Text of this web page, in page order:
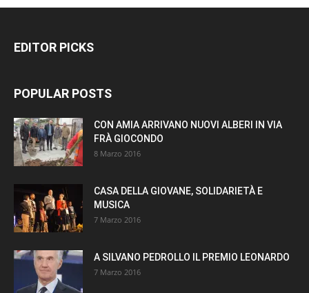
EDITOR PICKS
POPULAR POSTS
CON AMIA ARRIVANO NUOVI ALBERI IN VIA
FRÀ GIOCONDO
8 Marzo 2016
CASA DELLA GIOVANE, SOLIDARIETÀ E
MUSICA
7 Marzo 2016
A SILVANO PEDROLLO IL PREMIO LEONARDO
7 Marzo 2016